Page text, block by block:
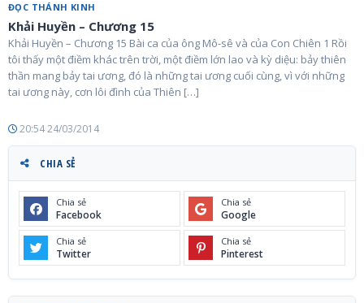
ĐỌC THÁNH KINH
Khải Huyền – Chương 15
Khải Huyền – Chương 15 Bài ca của ông Mô-sê và của Con Chiên 1 Rồi
tôi thấy một điềm khác trên trời, một điềm lớn lao và kỳ diệu: bảy thiên
thần mang bảy tai ương, đó là những tai ương cuối cùng, vì với những
tai ương này, cơn lôi đình của Thiên […]
20:54 24/03/2014
CHIA SẺ
Chia sẻ
Facebook
Chia sẻ
Google
Chia sẻ
Twitter
Chia sẻ
Pinterest